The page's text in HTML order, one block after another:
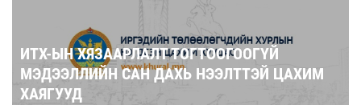
ИТХ-ЫН ХЯЗААРЛАЛТ ТОГТООГООГҮЙ
МЭДЭЭЛЛИЙН САН ДАХЬ НЭЭЛТТЭЙ ЦАХИМ
ХАЯГУУД